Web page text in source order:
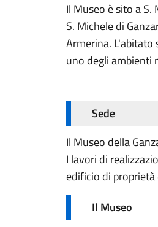
Il Museo è sito a S.
S. Michele di
Armerina.
uno degli ambienti
Sede
Il Museo della
I lavori di
edificio di proprietà
Il Museo